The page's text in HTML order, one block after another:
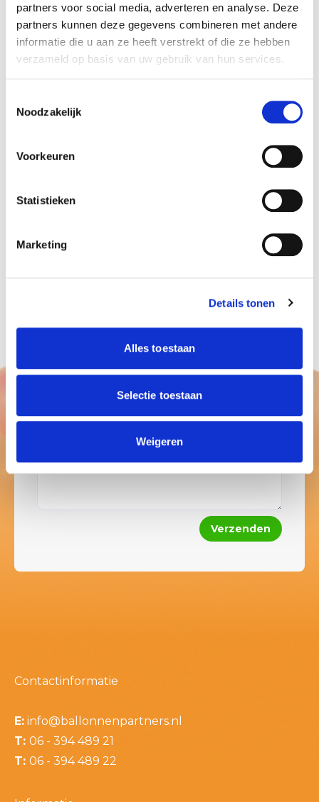
partners voor social media, adverteren en analyse. Deze
partners kunnen deze gegevens combineren met andere
informatie die u aan ze heeft verstrekt of die ze hebben
verzameld op basis van uw gebruik van hun services.
Noodzakelijk
Voorkeuren
Statistieken
Marketing
Details tonen
Alles toestaan
Selectie toestaan
Weigeren
feestartikelen webshop.
info@ballonnenpartners.nl
06- 394 489 21
06- 394 489 22
Datum
Bericht
Contactinformatie
E: info@ballonnenpartners.nl
T: 06 - 394 489 21
T: 06 - 394 489 22